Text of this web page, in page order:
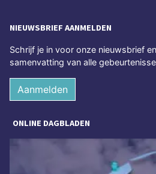
NIEUWSBRIEF AANMELDEN
Schrijf je in voor onze nieuwsbrief
samenvatting van alle
Aanmelden
ONLINE DAGBLADEN